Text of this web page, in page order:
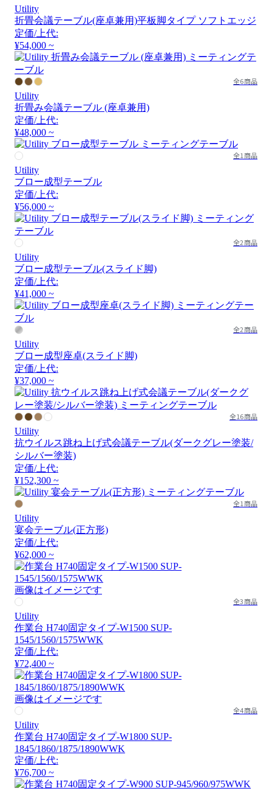
Utility
折畳会議テーブル(座卓兼用)平板脚タイプ ソフトエッジ
定価/上代:
¥54,000 ~
全6商品
Utility
折畳み会議テーブル (座卓兼用)
定価/上代:
¥48,000 ~
全1商品
Utility
ブロー成型テーブル
定価/上代:
¥56,000 ~
全2商品
Utility
ブロー成型テーブル(スライド脚)
定価/上代:
¥41,000 ~
全2商品
Utility
ブロー成型座卓(スライド脚)
定価/上代:
¥37,000 ~
全16商品
Utility
抗ウイルス跳ね上げ式会議テーブル(ダークグレー塗装/
シルバー塗装)
定価/上代:
¥152,300 ~
全1商品
Utility
宴会テーブル(正方形)
定価/上代:
¥62,000 ~
画像はイメージです
全3商品
Utility
作業台 H740固定タイプ-W1500 SUP-
1545/1560/1575WWK
定価/上代:
¥72,400 ~
画像はイメージです
全4商品
Utility
作業台 H740固定タイプ-W1800 SUP-
1845/1860/1875/1890WWK
定価/上代:
¥76,700 ~